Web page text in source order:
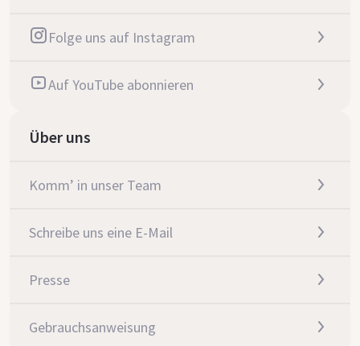
Folge uns auf Instagram
Auf YouTube abonnieren
Über uns
Komm’ in unser Team
Schreibe uns eine E-Mail
Presse
Gebrauchsanweisung